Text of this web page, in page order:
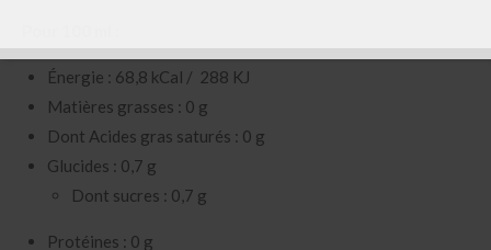
Énergie : 68,8 kCal / 288 KJ
Matières grasses : 0 g
Dont Acides gras saturés : 0 g
Glucides : 0,7 g
Dont sucres : 0,7 g
Protéines : 0 g